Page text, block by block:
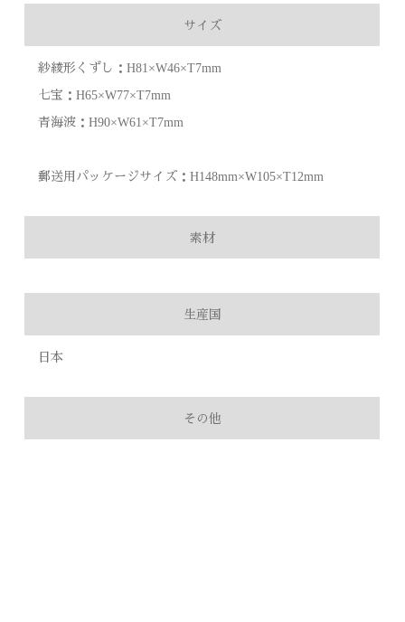
サイズ
紗綾形くずし：H81×W46×T7mm
七宝：H65×W77×T7mm
青海波：H90×W61×T7mm
郵送用パッケージサイズ：H148mm×W105×T12mm
素材
生産国
日本
その他